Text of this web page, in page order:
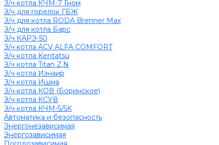
З/ч котла КЧМ-7 Гном
З/ч для горелок ГБЖ
З/ч для котла RODA Brenner Max
З/ч для котла Барс
З/ч КАРЭ-50
З/ч котла ACV ALFA COMFORT
З/ч котла Kentatsu
З/ч котла Titan Z,N
З/ч котла Изнаир
З/ч котла Ишма
З/ч котла КОВ (Боринское)
З/ч котла КСУВ
З/ч котла КЧМ-5/5К
Автоматика и безопасность
Энергонезависимая
Энергозависимая